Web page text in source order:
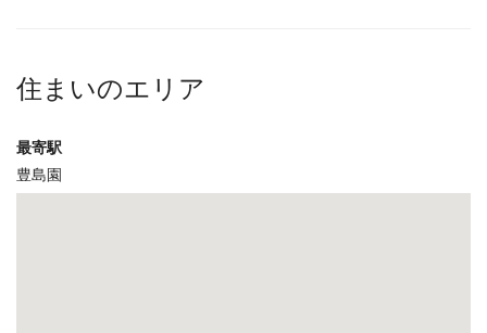
住まいのエリア
最寄駅
豊島園